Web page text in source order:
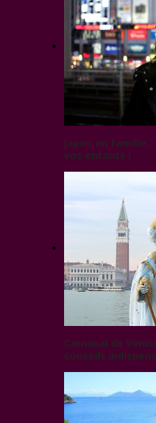
Japon en famille
vos enfants !
Carnaval de
conseils